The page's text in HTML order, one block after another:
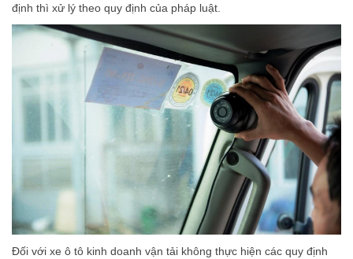
định thì xử lý theo quy định của pháp luật.
Đối với xe ô tô kinh doanh vận tải không thực hiện các quy định